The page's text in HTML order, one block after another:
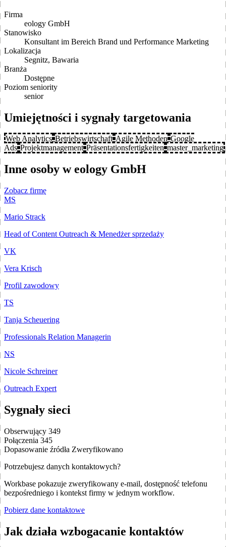
Firma
eology GmbH
Stanowisko
Konsultant im Bereich Brand und Performance Marketing
Lokalizacja
Segnitz, Bawaria
Branża
Dostępne
Poziom seniority
senior
Umiejętności i sygnały targetowania
Web Analytics Betriebswirtschaft Agile Methoden Google
Ads Projektmanagement Präsentationsfertigkeiten master_marketing
Inne osoby w eology GmbH
Zobacz firmę
MS
Mario Strack
Head of Content Outreach & Menedżer sprzedaży
VK
Vera Krisch
Profil zawodowy
TS
Tanja Scheuering
Professionals Relation Managerin
NS
Nicole Schreiner
Outreach Expert
Sygnały sieci
Obserwujący 349
Połączenia 345
Dopasowanie źródła Zweryfikowano
Potrzebujesz danych kontaktowych?
Workbase pokazuje zweryfikowany e-mail, dostępność telefonu
bezpośredniego i kontekst firmy w jednym workflow.
Pobierz dane kontaktowe
Jak działa wzbogacanie kontaktów